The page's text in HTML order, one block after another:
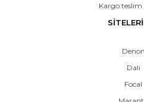
Kargo teslim
Denon
Dali
Focal